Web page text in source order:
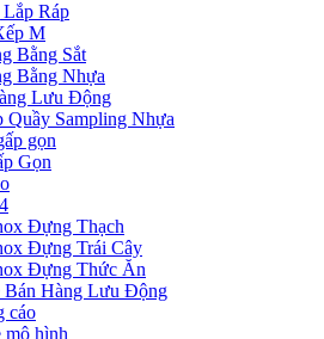
Ráp
M
Bằng Sắt
Bằng Nhựa
Lưu Động
Quầy Sampling Nhựa
gọn
Gọn
Đựng Thạch
Đựng Trái Cây
Đựng Thức Ăn
Bán Hàng Lưu Động
cáo
mô hình